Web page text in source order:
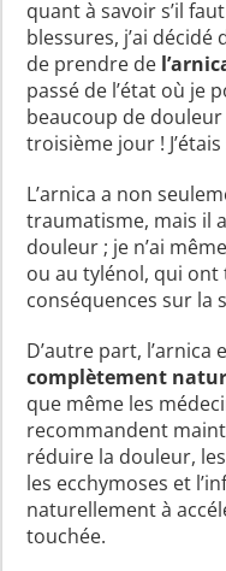
quant à savoir s’il
blessures, j’ai
de prendre de
passé de l’état où je
beaucoup de
troisième jour !
L’arnica a non
traumatisme, mais il
douleur ; je n’ai
ou au tylénol, qui ont
conséquences sur la
D’autre part, l’arnica
complètement
que même les
recommandent
réduire la douleur,
les ecchymoses et
naturellement à
touchée.